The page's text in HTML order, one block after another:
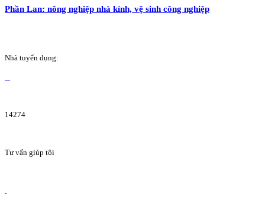
Phần Lan: nông nghiệp nhà kính, vệ sinh công nghiệp
Nhà tuyển dụng:
14274
Tư vấn giúp tôi